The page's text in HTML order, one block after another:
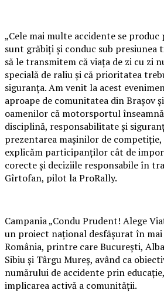
„Cele mai multe accidente se
sunt grăbiți și conduc sub presiunea
să le transmitem că viața de zi cu zi
specială de raliu și că prioritatea
siguranța. Am venit la acest
aproape de comunitatea din Brașov
oamenilor că motorsportul
disciplină, responsabilitate și
prezentarea mașinilor de competiție,
explicăm participanților cât de
corecte și deciziile responsabile în
Gîrtofan, pilot la ProRally.
Campania „Condu Prudent! Alege
un proiect național desfășurat în
România, printre care București,
Sibiu și Târgu Mureș, având ca
numărului de accidente prin
implicarea activă a comunității.